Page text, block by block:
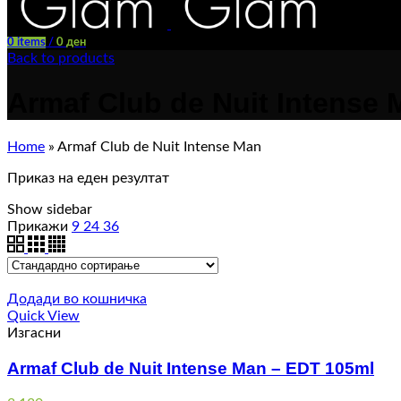
0 items / 0 ден
Back to products
Home » Armaf Club de Nuit Intense Man
Приказ на еден резултат
Show sidebar
Прикажи 9 24 36
Додади во кошничка
Quick View
Изгасни
Armaf Club de Nuit Intense Man – EDT 105ml